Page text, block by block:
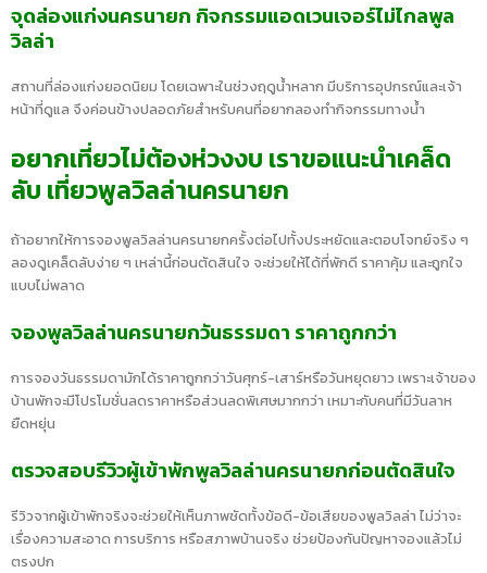
จุดล่องแก่งนครนายก กิจกรรมแอดเวนเจอร์ไม่ไกลพูล
วิลล่า
สถานที่ล่องแก่งยอดนิยม โดยเฉพาะในช่วงฤดูน้ำหลาก มีบริการอุปกรณ์และเจ้า
หน้าที่ดูแล จึงค่อนข้างปลอดภัยสำหรับคนที่อยากลองทำกิจกรรมทางน้ำ
อยากเที่ยวไม่ต้องห่วงงบ เราขอแนะนำเคล็ด
ลับ เที่ยวพูลวิลล่านครนายก
ถ้าอยากให้การจองพูลวิลล่านครนายกครั้งต่อไปทั้งประหยัดและตอบโจทย์จริง ๆ
ลองดูเคล็ดลับง่าย ๆ เหล่านี้ก่อนตัดสินใจ จะช่วยให้ได้ที่พักดี ราคาคุ้ม และถูกใจ
แบบไม่พลาด
จองพูลวิลล่านครนายกวันธรรมดา ราคาถูกกว่า
การจองวันธรรมดามักได้ราคาถูกกว่าวันศุกร์-เสาร์หรือวันหยุดยาว เพราะเจ้าของ
บ้านพักจะมีโปรโมชั่นลดราคาหรือส่วนลดพิเศษมากกว่า เหมาะกับคนที่มีวันลาห
ยืดหยุ่น
ตรวจสอบรีวิวผู้เข้าพักพูลวิลล่านครนายกก่อนตัดสินใจ
รีวิวจากผู้เข้าพักจริงจะช่วยให้เห็นภาพชัดทั้งข้อดี-ข้อเสียของพูลวิลล่า ไม่ว่าจะ
เรื่องความสะอาด การบริการ หรือสภาพบ้านจริง ช่วยป้องกันปัญหาจองแล้วไม่
ตรงปก